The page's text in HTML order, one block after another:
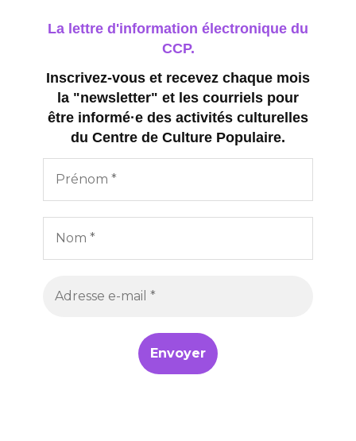
La lettre d'information électronique du
CCP.
Inscrivez-vous et recevez chaque mois
la "newsletter" et les courriels pour
être informé·e des activités culturelles
du Centre de Culture Populaire.